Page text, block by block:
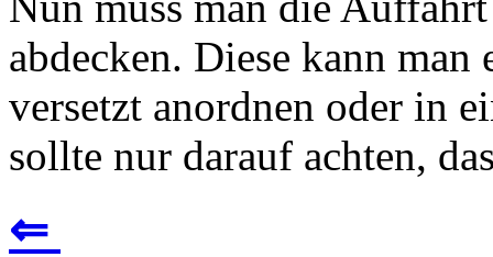
abdecken. Diese kann
versetzt anordnen oder in
sollte nur darauf achten,
⇐